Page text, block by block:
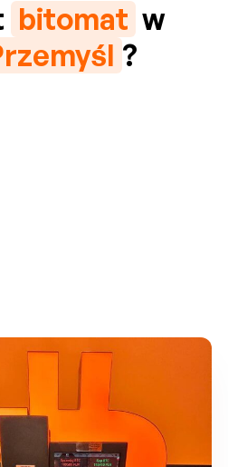
bitomat w
?